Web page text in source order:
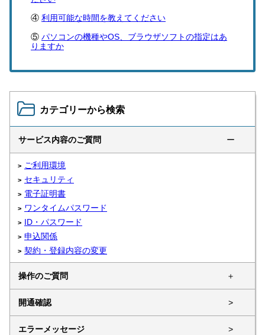
利用可能な時間を教えてください
パソコンの機種やOS、ブラウザソフトの指定はあ
りますか
カテゴリーから検索
サービス内容のご質問 ー
ご利用環境
セキュリティ
電子証明書
ワンタイムパスワード
ID・パスワード
申込関係
契約・登録内容の変更
操作のご質問 ＋
開通確認 >
エラーメッセージ >